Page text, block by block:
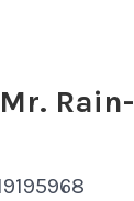
Rain-